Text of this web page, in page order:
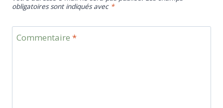
obligatoires sont indiqués avec *
Commentaire *